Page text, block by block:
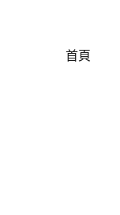
首頁